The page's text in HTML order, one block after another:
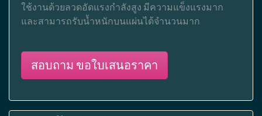
ใช้งานด้วยลวดอัดแรงกำลังสูง มีความแข็งแรงมาก
และสามารถรับน้ำหนักบนแผ่นได้จำนวนมาก
สอบถาม ขอใบเสนอราคา